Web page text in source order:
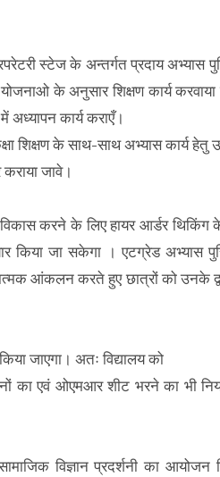
स्टेज के अन्तर्गत प्रदाय अभ्यास
योजनाओ के अनुसार शिक्षण कार्य
अध्यापन कार्य कराएँ।
शिक्षण के साथ-साथ अभ्यास कार्य हेतु
जावे।
करने के लिए हायर आर्डर थिकिंग
किया जा सकेगा । एटग्रेड अभ्यास
आंकलन करते हुए छात्रों को उनके
जाएगा। अतः विद्यालय को
का एवं ओएमआर शीट भरने का भी
विज्ञान प्रदर्शनी का